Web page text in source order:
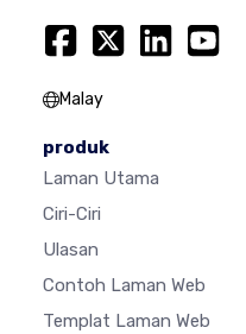
Malay
produk
Laman Utama
Ciri-Ciri
Ulasan
Contoh Laman Web
Templat Laman Web